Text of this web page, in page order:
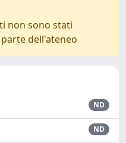
non sono stati
dell'ateneo
ND
ND